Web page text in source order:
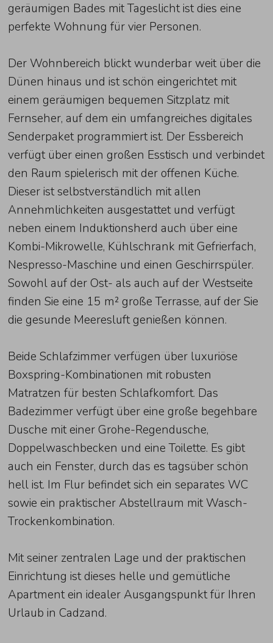
geräumigen Bades mit Tageslicht ist dies eine
perfekte Wohnung für vier Personen.
Der Wohnbereich blickt wunderbar weit über die
Dünen hinaus und ist schön eingerichtet mit
einem geräumigen bequemen Sitzplatz mit
Fernseher, auf dem ein umfangreiches digitales
Senderpaket programmiert ist. Der Essbereich
verfügt über einen großen Esstisch und verbindet
den Raum spielerisch mit der offenen Küche.
Dieser ist selbstverständlich mit allen
Annehmlichkeiten ausgestattet und verfügt
neben einem Induktionsherd auch über eine
Kombi-Mikrowelle, Kühlschrank mit Gefrierfach,
Nespresso-Maschine und einen Geschirrspüler.
Sowohl auf der Ost- als auch auf der Westseite
finden Sie eine 15 m² große Terrasse, auf der Sie
die gesunde Meeresluft genießen können.
Beide Schlafzimmer verfügen über luxuriöse
Boxspring-Kombinationen mit robusten
Matratzen für besten Schlafkomfort. Das
Badezimmer verfügt über eine große begehbare
Dusche mit einer Grohe-Regendusche,
Doppelwaschbecken und eine Toilette. Es gibt
auch ein Fenster, durch das es tagsüber schön
hell ist. Im Flur befindet sich ein separates WC
sowie ein praktischer Abstellraum mit Wasch-
Trockenkombination.
Mit seiner zentralen Lage und der praktischen
Einrichtung ist dieses helle und gemütliche
Apartment ein idealer Ausgangspunkt für Ihren
Urlaub in Cadzand.